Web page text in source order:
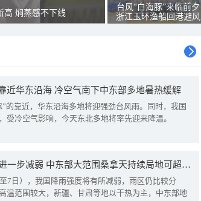
高 焖蒸感不下线
台风“白海豚”来临前夕
浙江玉环渔船回港避风
近华东沿海 冷空气南下中东部多地暑热缓解
”的靠近，华东沿海多地将迎强劲台风雨。同时，我国
受冷空气影响，今天东北多地将率先迎来降温。
我国降雨强度进一步减弱 中东部大范围桑拿天持续局地可超38℃
7日），我国降雨强度将有所减弱，雨区仍比较分
温范围较大，新疆、甘肃等地以干热为主，中东部地